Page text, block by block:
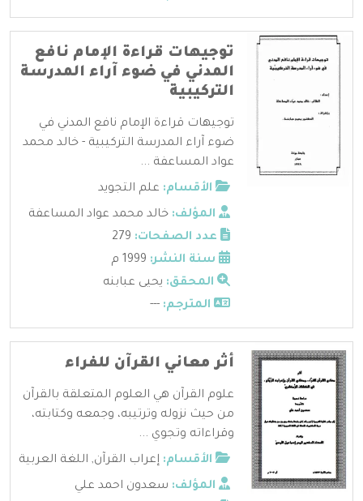
توجيهات قراءة الإمام نافع
المدني في ضوء آراء المدرسة
التركيبية
توجيهات قراءة الإمام نافع المدني في
ضوء آراء المدرسة التركيبية - خالد محمد
عواد المساعفة ...
الأقسام: علم التجويد
المؤلف: خالد محمد عواد المساعفة
عدد الصفحات:
سنة النشر:
المحقق: يحيى عبابنه
المترجم: ---
أثر معاني القرآن للفراء
علوم القرآن هي العلوم المتعلقة بالقرآن
من حيث نزوله وترتيبه، وجمعه وكتابته،
وقراءاته وتجوي ...
الأقسام: إعراب القرآن, اللغة العربية
المؤلف: سعدون احمد علي